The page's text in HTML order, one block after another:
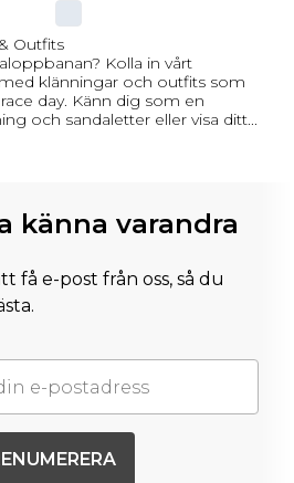
Outfits
Kolla in vårt
klänningar och outfits som
day. Känn dig som en
och sandaletter eller visa ditt...
känna varandra
få e-post från oss, så du